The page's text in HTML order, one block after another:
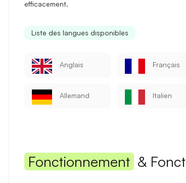
Se connecter
Continuer
efficacement.
Liste des langues disponibles
Anglais Français
Allemand Italien
Fonctionnement &